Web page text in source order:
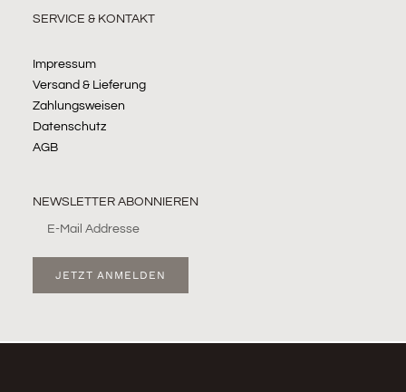
SERVICE & KONTAKT
Impressum
Versand & Lieferung
Zahlungsweisen
Datenschutz
AGB
NEWSLETTER ABONNIEREN
JETZT ANMELDEN